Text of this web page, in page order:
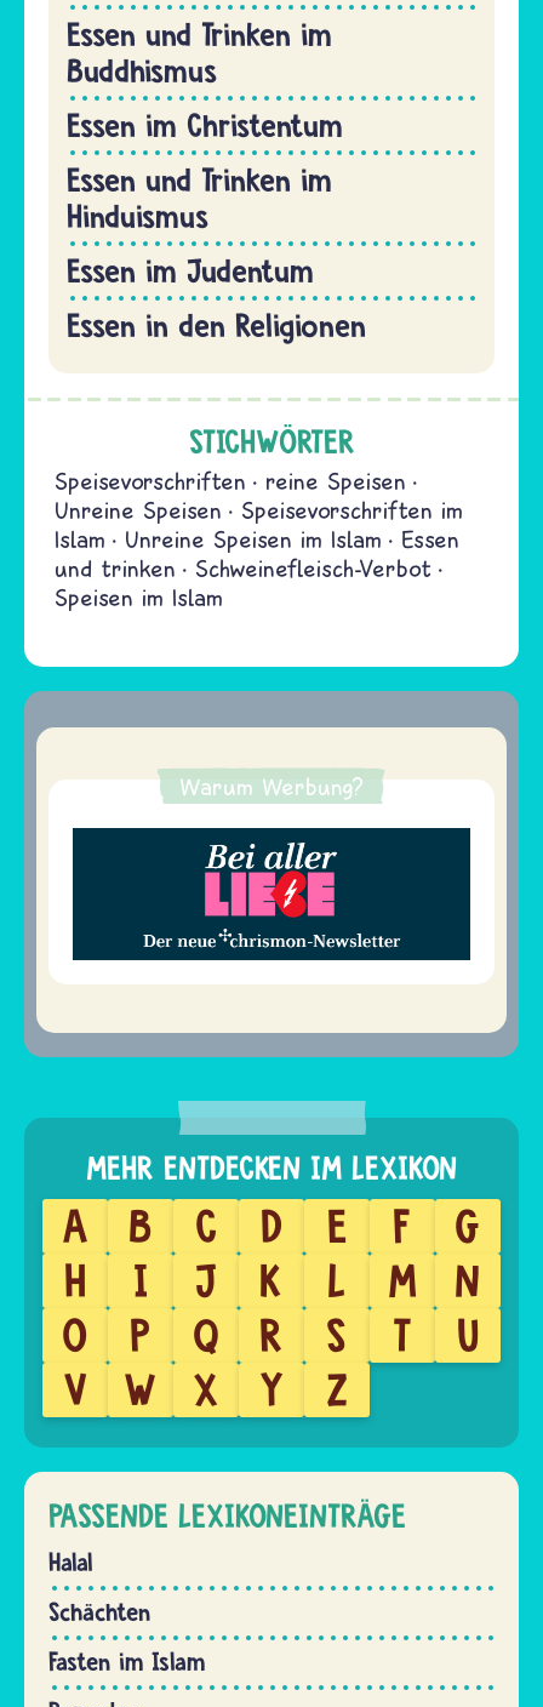
Essen und Trinken im
Buddhismus
Essen im Christentum
Essen und Trinken im
Hinduismus
Essen im Judentum
Essen in den Religionen
STICHWÖRTER
Speisevorschriften
reine Speisen
Unreine Speisen
Speisevorschriften im
Islam
Unreine Speisen im Islam
Essen
und trinken
Schweinefleisch-Verbot
Speisen im Islam
Warum Werbung?
A B C D E F
G
H
I J K L M
N
O
P Q R S T
U
V
W X Y Z
PASSENDE LEXIKONEINTRÄGE
Halal
Schächten
Fasten im Islam